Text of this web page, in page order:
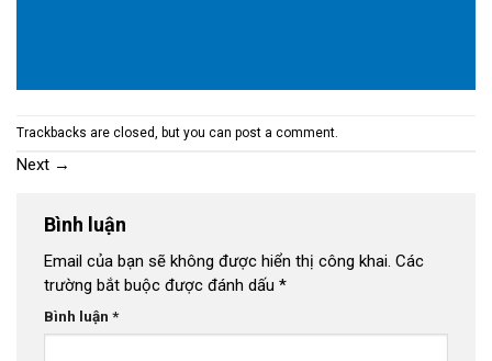
Trackbacks are closed, but you can post a comment
Next →
Bình luận
Email của bạn sẽ không được hiển thị công khai. Các
trường bắt buộc được đánh dấu *
Bình luận *